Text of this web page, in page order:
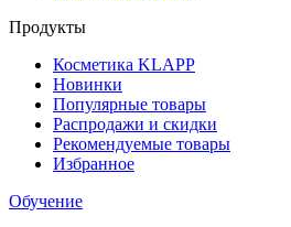
Продукты
Косметика KLAPP
Новинки
Популярные товары
Распродажи и скидки
Рекомендуемые товары
Избранное
Обучение